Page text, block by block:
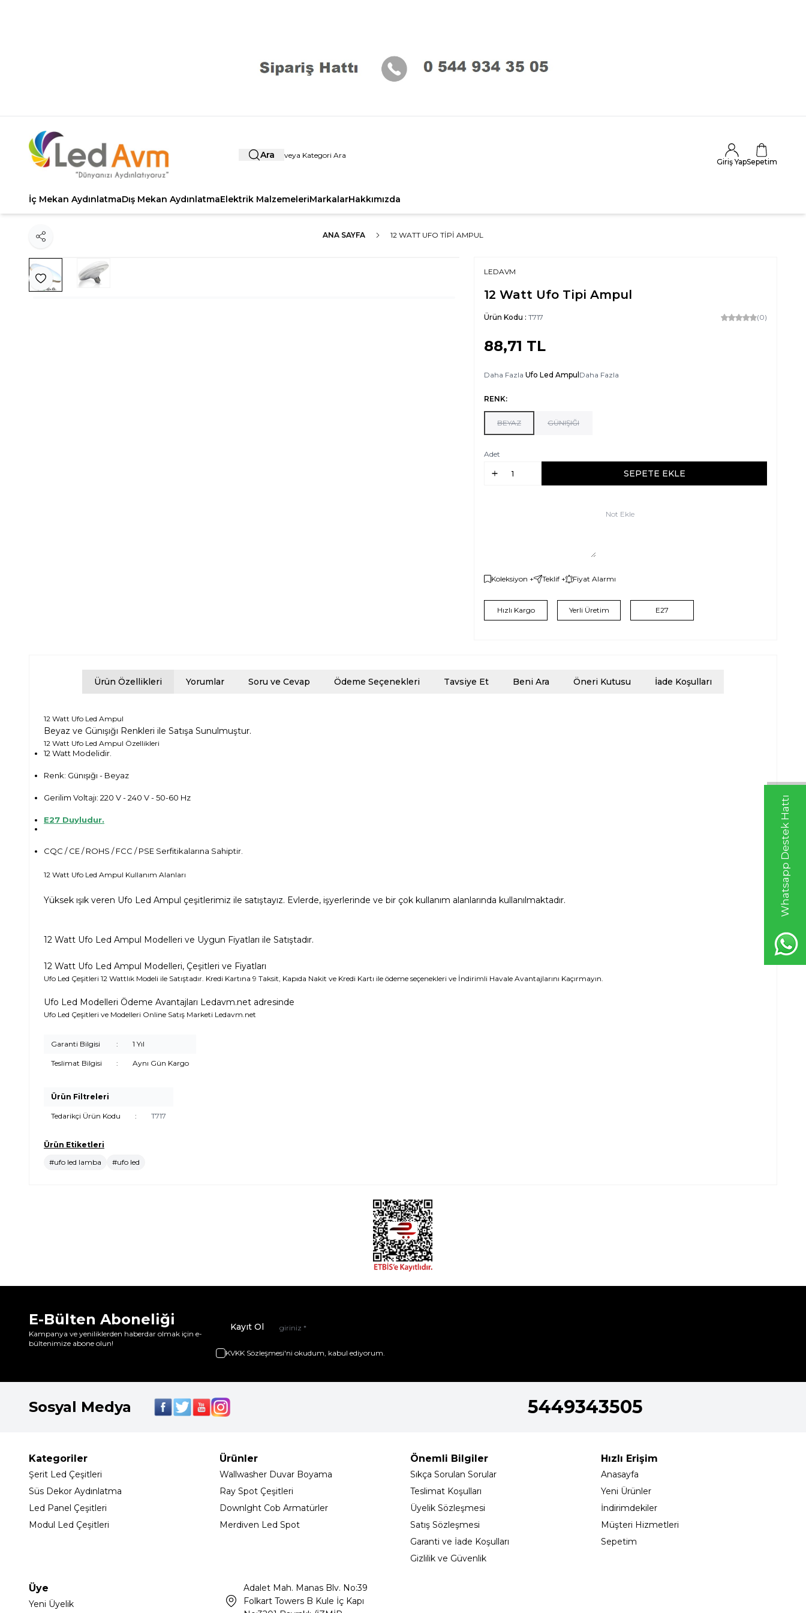
Whatsapp Destek Hattı
Ara
Giriş YapSepetim
İç Mekan AydınlatmaDış Mekan AydınlatmaElektrik MalzemeleriMarkalarHakkımızda
ANA SAYFA 12 WATT UFO TIPI AMPUL
Favoriye Ekle
Paylaş
LEDAVM
12 Watt Ufo Tipi Ampul
Ürün Kodu : T717 (0)
88,71 TL
Daha Fazla Ufo Led Ampul Daha Fazla
RENK:
BEYAZ GÜNIŞIĞI
Adet
SEPETE EKLE
Not Ekle
Koleksiyon + Teklif + Fiyat Alarmı
Hızlı Kargo Yerli Üretim E27
Ürün Özellikleri Yorumlar Soru ve Cevap Ödeme Seçenekleri Tavsiye Et Beni Ara Öneri Kutusu İade Koşulları
12 Watt Ufo Led Ampul
Beyaz ve Günışığı Renkleri ile Satışa Sunulmuştur.
12 Watt Ufo Led Ampul Özellikleri
12 Watt Modelidir.
Renk: Günışığı - Beyaz
Gerilim Voltajı: 220 V - 240 V - 50-60 Hz
E27 Duyludur.
CQC / CE / ROHS / FCC / PSE Serfitikalarına Sahiptir.
12 Watt Ufo Led Ampul Kullanım Alanları
Yüksek ışık veren Ufo Led Ampul çeşitlerimiz ile satıştayız. Evlerde, işyerlerinde ve bir çok kullanım alanlarında kullanılmaktadır.
12 Watt Ufo Led Ampul Modelleri ve Uygun Fiyatları ile Satıştadır.
12 Watt Ufo Led Ampul Modelleri, Çeşitleri ve Fiyatları
Ufo Led Çeşitleri 12 Wattlık Modeli ile Satıştadır. Kredi Kartına 9 Taksit, Kapıda Nakit ve Kredi Kartı ile ödeme seçenekleri ve İndirimli Havale Avantajlarını Kaçırmayın.
Ufo Led Modelleri Ödeme Avantajları Ledavm.net adresinde
Ufo Led Çeşitleri ve Modelleri Online Satış Marketi Ledavm.net
Garanti Bilgisi : 1 Yıl
Teslimat Bilgisi : Aynı Gün Kargo
Ürün Filtreleri
Tedarikçi Ürün Kodu : T717
Ürün Etiketleri
#ufo led lamba
#ufo led
E-Bülten Aboneliği
Kampanya ve yeniliklerden haberdar olmak için e-
bültenimize abone olun!
Kayıt Ol
KVKK Sözleşmesi'ni okudum, kabul ediyorum.
Sosyal Medya 5449343505
Kategoriler
Şerit Led Çeşitleri
Süs Dekor Aydınlatma
Led Panel Çeşitleri
Modul Led Çeşitleri
Ürünler
Wallwasher Duvar Boyama
Ray Spot Çeşitleri
Downlght Cob Armatürler
Merdiven Led Spot
Önemli Bilgiler
Sıkça Sorulan Sorular
Teslimat Koşulları
Üyelik Sözleşmesi
Satış Sözleşmesi
Garanti ve İade Koşulları
Gizlilik ve Güvenlik
Hızlı Erişim
Anasayfa
Yeni Ürünler
İndirimdekiler
Müşteri Hizmetleri
Sepetim
Üye
Yeni Üyelik
Adalet Mah. Manas Blv. No:39
Folkart Towers B Kule İç Kapı